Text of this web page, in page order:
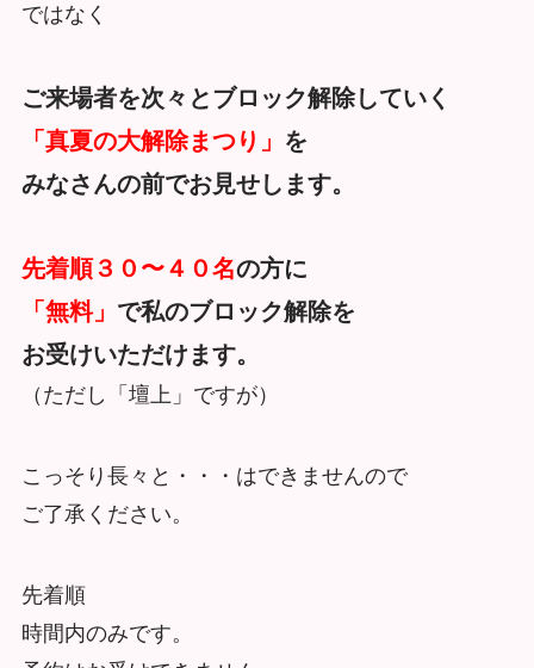
ではなく
ご来場者を次々とブロック解除していく
「真夏の大解除まつり」 を
みなさんの前でお見せします。
先着順３０〜４０名の方に
「無料」 で私のブロック解除を
お受けいただけます。
（ただし「壇上」ですが）
こっそり長々と・・・はできませんので
ご了承ください。
先着順
時間内のみです。